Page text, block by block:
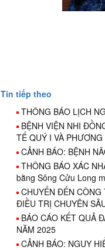
Tin tiếp theo
THÔNG BÁO LỊCH
BỆNH VIỆN NHI
TẾ QUÝ I VÀ
CẢNH BÁO: BỆNH
THÔNG BÁO XÁC
bằng Sông Cửu Long
CHUYẾN ĐẾN CÔNG
ĐIỀU TRỊ CHUYÊN
BÁO CÁO KẾT QUẢ
NĂM 2025
CẢNH BÁO: NGUY